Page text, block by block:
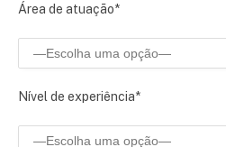
Área de atuação*
Nível de experiência*